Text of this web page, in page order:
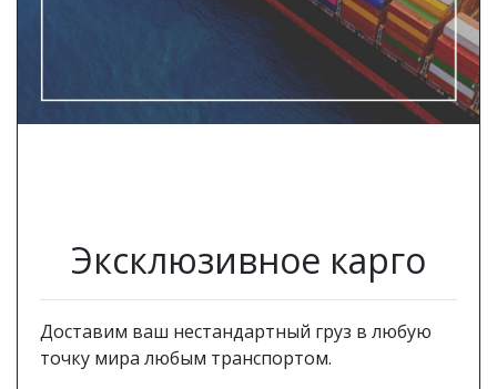
Эксклюзивное карго
Доставим ваш нестандартный груз в любую
точку мира любым транспортом.